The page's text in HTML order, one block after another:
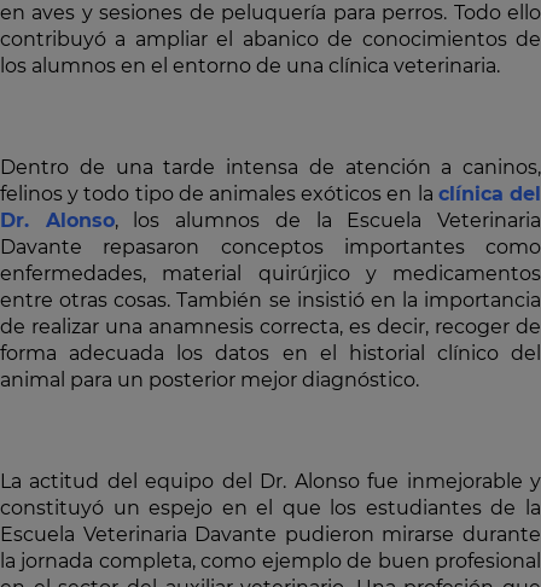
en aves y sesiones de peluquería para perros. Todo ello
contribuyó a ampliar el abanico de conocimientos de
los alumnos en el entorno de una clínica veterinaria.
Dentro de una tarde intensa de atención a caninos,
felinos y todo tipo de animales exóticos en la clínica del
Dr. Alonso, los alumnos de la Escuela Veterinaria
Davante repasaron conceptos importantes como
enfermedades, material quirúrjico y medicamentos
entre otras cosas. También se insistió en la importancia
de realizar una anamnesis correcta, es decir, recoger de
forma adecuada los datos en el historial clínico del
animal para un posterior mejor diagnóstico.
La actitud del equipo del Dr. Alonso fue inmejorable y
constituyó un espejo en el que los estudiantes de la
Escuela Veterinaria Davante pudieron mirarse durante
la jornada completa, como ejemplo de buen profesional